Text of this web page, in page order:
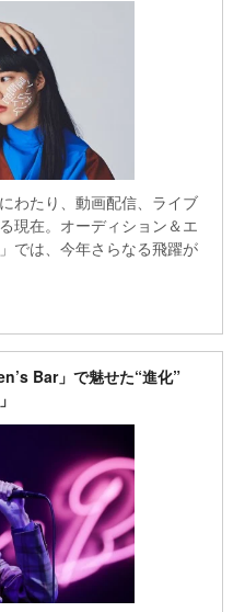
わたり、動画配信、ライブ
現在。オーディション＆エ
では、今年さらなる飛躍が
Bar」で魅せた“進化”